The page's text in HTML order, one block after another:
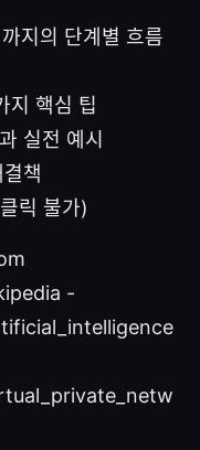
지의 단계별 흐름
지 핵심 팁
실전 예시
책
릭 불가)
-